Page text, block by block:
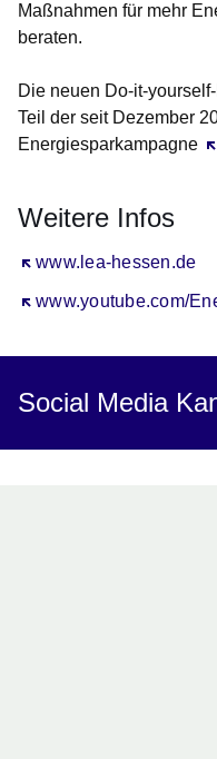
Maßnahmen für mehr
beraten.
Die neuen Do-it-
Teil der seit Dezember
Energiesparkampagne
Weitere Infos
www.lea-hessen.de
Öffnet sich in einem
www.youtube.com/
Öffnet sich in einem
Social Media